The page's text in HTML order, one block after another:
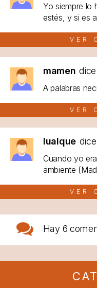
Yo siempre lo
estés, y si es
VER
mamen
A palabras
VER
lualque
Cuando yo
ambiente
VER
Hay 6